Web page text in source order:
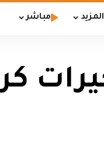
المزيد مباشر